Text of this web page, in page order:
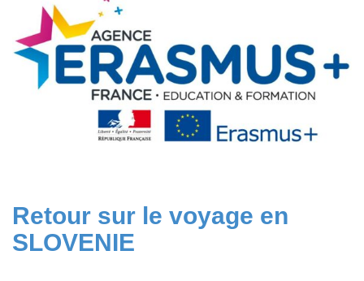
Retour sur le voyage en
SLOVENIE